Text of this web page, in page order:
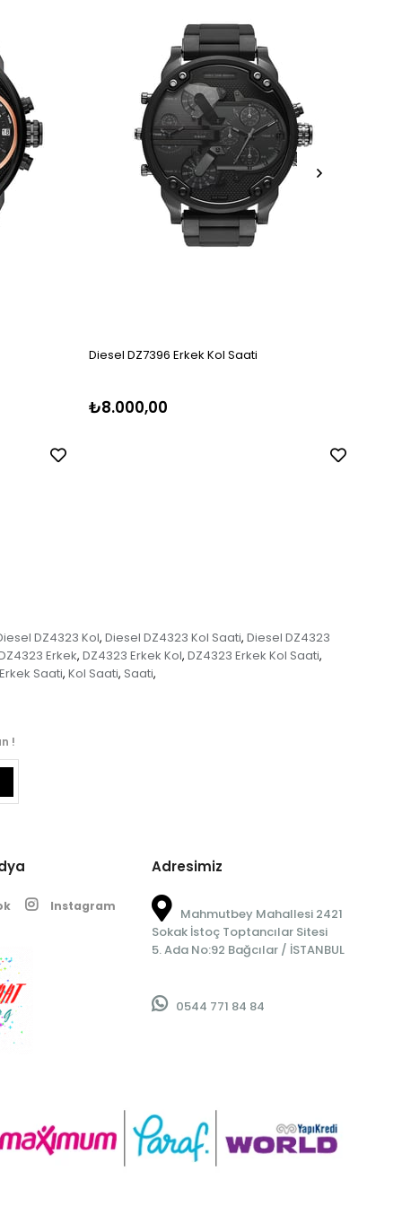
Diesel DZ7396 Erkek Kol Saati
₺8.000,00
DZ4323 Kol, Diesel DZ4323 Kol Saati, Diesel DZ4323
Erkek, DZ4323 Erkek Kol, DZ4323 Erkek Kol Saati,
Erkek Saati, Kol Saati, Saati,
!
Instagram
Adresimiz
Mahmutbey Mahallesi 2421
Sokak İstoç Toptancılar Sitesi
5. Ada No:92 Bağcılar / İSTANBUL
0544 771 84 84